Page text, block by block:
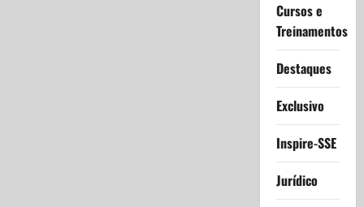
Cursos e
Treinamentos
Destaques
Exclusivo
Inspire-SSE
Jurídico